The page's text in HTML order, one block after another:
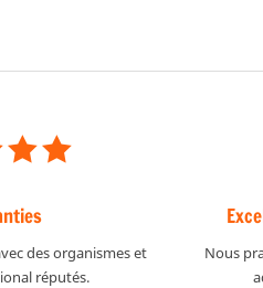
des organismes et
réputés.
Nous